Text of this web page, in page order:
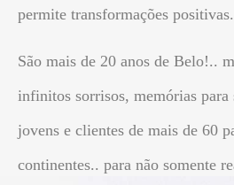
permite transformações positivas.
São mais de 20 anos de Belo!..
infinitos sorrisos, memórias para
jovens e clientes de mais de 60
continentes.. para não somente